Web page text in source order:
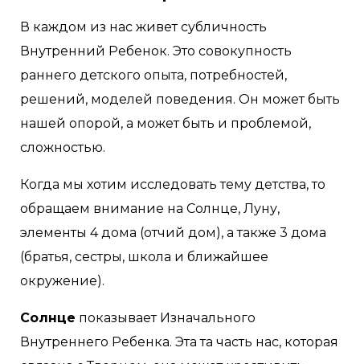
В каждом из нас живет субличность
Внутренний Ребенок. Это совокупность
раннего детского опыта, потребностей,
решений, моделей поведения. Он может быть
нашей опорой, а может быть и проблемой,
сложностью.
Когда мы хотим исследовать тему детства, то
обращаем внимание на Солнце, Луну,
элементы 4 дома (отчий дом), а также 3 дома
(братья, сестры, школа и ближайшее
окружение).
Солнце показывает Изначального
Внутреннего Ребенка. Эта та часть нас, которая